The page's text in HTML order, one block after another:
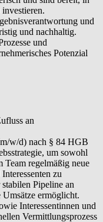
und
und nachhaltig.
und
Potenzial
an
w/d) nach § 84 HGB
um sowohl
Team regelmäßig neue
zu
Pipeline an
ermöglicht.
Interessentinnen und
Vermittlungsprozess